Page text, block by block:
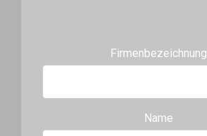
Firmenbezeichnung
Name